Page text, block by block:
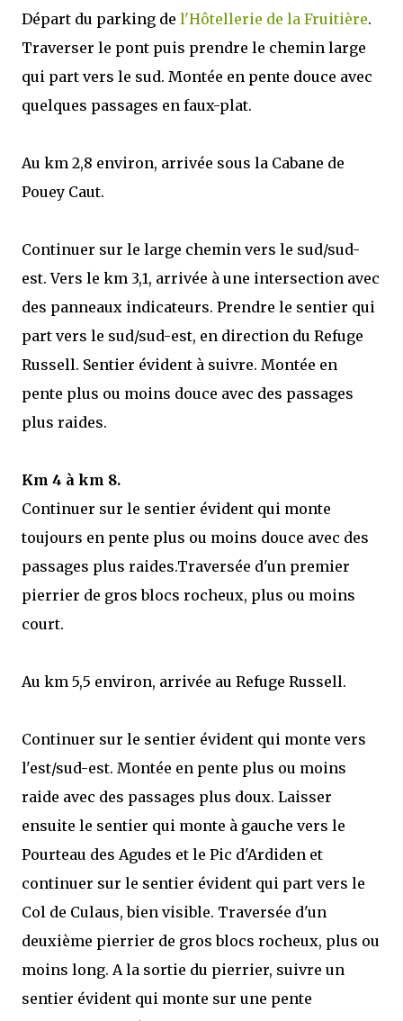
Départ du parking de l'Hôtellerie de la Fruitière.
Traverser le pont puis prendre le chemin large
qui part vers le sud. Montée en pente douce avec
quelques passages en faux-plat.
Au km 2,8 environ, arrivée sous la Cabane de
Pouey Caut.
Continuer sur le large chemin vers le sud/sud-
est. Vers le km 3,1, arrivée à une intersection avec
des panneaux indicateurs. Prendre le sentier qui
part vers le sud/sud-est, en direction du Refuge
Russell. Sentier évident à suivre. Montée en
pente plus ou moins douce avec des passages
plus raides.
Km 4 à km 8.
Continuer sur le sentier évident qui monte
toujours en pente plus ou moins douce avec des
passages plus raides.Traversée d'un premier
pierrier de gros blocs rocheux, plus ou moins
court.
Au km 5,5 environ, arrivée au Refuge Russell.
Continuer sur le sentier évident qui monte vers
l'est/sud-est. Montée en pente plus ou moins
raide avec des passages plus doux. Laisser
ensuite le sentier qui monte à gauche vers le
Pourteau des Agudes et le Pic d'Ardiden et
continuer sur le sentier évident qui part vers le
Col de Culaus, bien visible. Traversée d'un
deuxième pierrier de gros blocs rocheux, plus ou
moins long. A la sortie du pierrier, suivre un
sentier évident qui monte sur une pente